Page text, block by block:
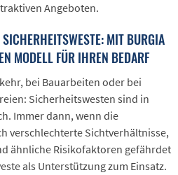
Angeboten.
MIT BURGIA
MODELL FÜR IHREN BEDARF
bei Bauarbeiten oder bei
Sicherheitswesten sind in
Immer dann, wenn die
verschlechterte Sichtverhältnisse,
ähnliche Risikofaktoren gefährdet
als Unterstützung zum Einsatz.